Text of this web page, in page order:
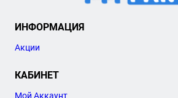
ИНФОРМАЦИЯ
Акции
КАБИНЕТ
Мой Аккаунт